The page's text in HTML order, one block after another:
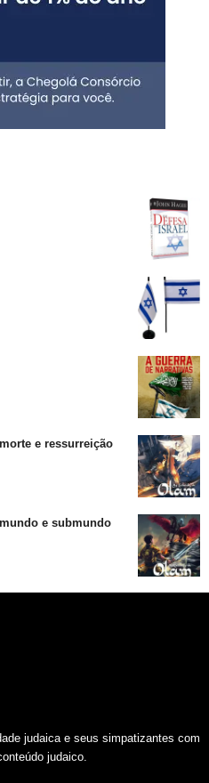
e ressurreição
e submundo
judaica e seus simpatizantes com
judaico.